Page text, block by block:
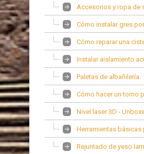
Accesorios y ropa de
Cómo instalar gres
Cómo reparar una
Instalar aislamiento
Paletas de albañilería
Cómo hacer un torno
Nivel laser 3D -
Herramientas básicas
Rejuntado de yeso